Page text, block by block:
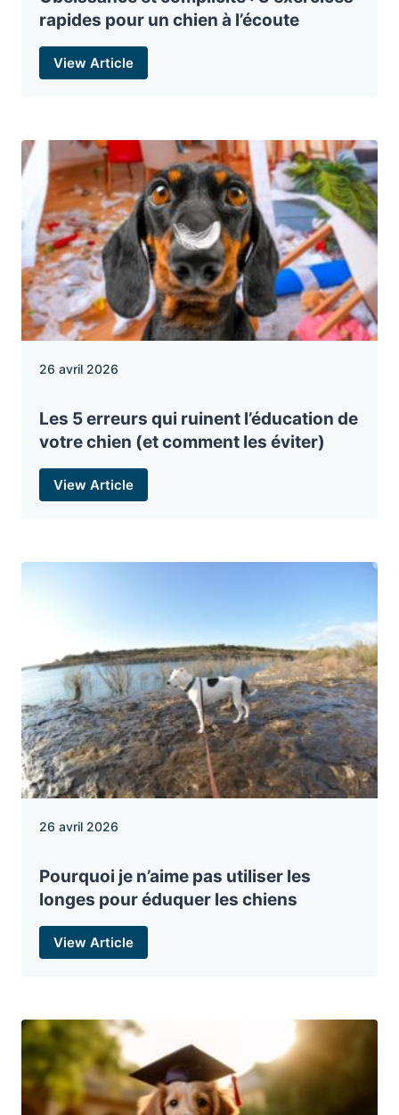
rapides pour un chien à l’écoute
View Article
26 avril 2026
Les 5 erreurs qui ruinent l’éducation de
votre chien (et comment les éviter)
View Article
26 avril 2026
Pourquoi je n’aime pas utiliser les
longes pour éduquer les chiens
View Article